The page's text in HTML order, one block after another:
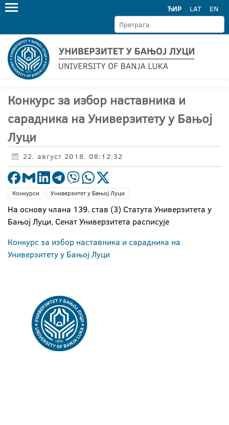
ЋИР LAT EN
Конкурс за избор наставника и
сарадника на Универзитету у Бањој
Луци
22. август 2018. 08:12:32
Конкурси Универзитет у Бањој Луци
На основу члана 139. став (3) Статута Универзитета у
Бањој Луци, Сенат Универзитета расписује
Конкурс за избор наставника и сарадника на
Универзитету у Бањој Луци